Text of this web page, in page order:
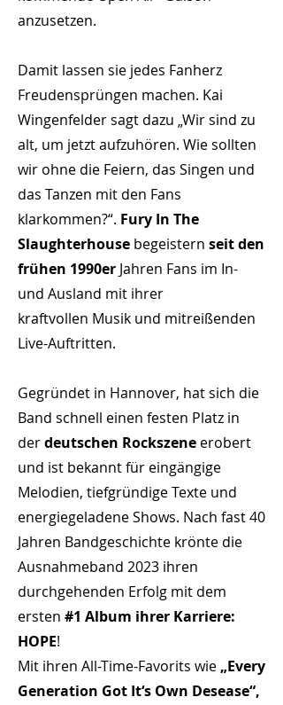
anzusetzen.
Damit lassen sie jedes Fanherz
Freudensprüngen machen. Kai
Wingenfelder sagt dazu „Wir sind zu
alt, um jetzt aufzuhören. Wie sollten
wir ohne die Feiern, das Singen und
das Tanzen mit den Fans
klarkommen?“. Fury In The
Slaughterhouse begeistern seit den
frühen 1990er Jahren Fans im In-
und Ausland mit ihrer
kraftvollen Musik und mitreißenden
Live-Auftritten.
Gegründet in Hannover, hat sich die
Band schnell einen festen Platz in
derdeutschen Rockszene erobert
und ist bekannt für eingängige
Melodien, tiefgründige Texte und
energiegeladene Shows. Nach fast 40
Jahren Bandgeschichte krönte die
Ausnahmeband 2023 ihren
durchgehenden Erfolg mit dem
ersten #1 Album ihrer Karriere:
HOPE!
Mit ihren All-Time-Favorits wie „Every
Generation Got It‘s Own Desease“,